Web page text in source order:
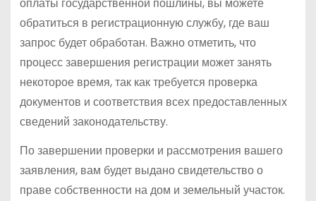
оплаты государственной пошлины, вы можете
обратиться в регистрационную службу, где ваш
запрос будет обработан. Важно отметить, что
процесс завершения регистрации может занять
некоторое время, так как требуется проверка
документов и соответствия всех предоставленных
сведений законодательству.
По завершении проверки и рассмотрения вашего
заявления, вам будет выдано свидетельство о
праве собственности на дом и земельный участок.